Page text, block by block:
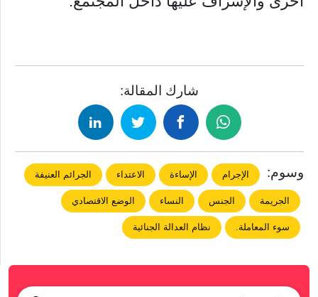
شارك المقالة:
وسوم: الإجرام الإساءة الاعتداء الجرائم العنيفة
الجريمة الجنس النساء الوضع الاقتصادي
سوء المعاملة. نظام العدالة الجنائية